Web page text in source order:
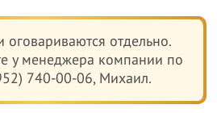
оговариваются отдельно.
у менеджера компании по
740-00-06, Михаил.